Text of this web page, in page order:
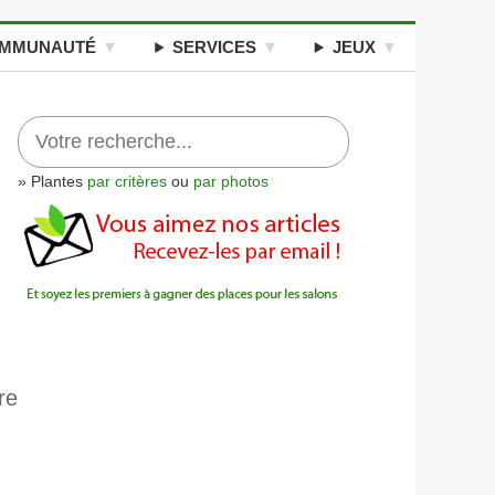
SERVICES JEUX
» Plantes par critères ou par photos